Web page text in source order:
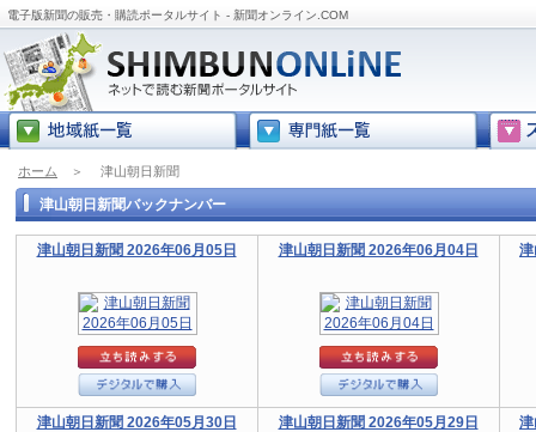
電子版新聞の販売・購読ポータルサイト - 新聞オンライン.COM
ホーム ＞ 津山朝日新聞
津山朝日新聞バックナンバー
津山朝日新聞 2026年06月05日 津山朝日新聞 2026年06月04日
津山朝日新聞 2026年05月30日 津山朝日新聞 2026年05月29日